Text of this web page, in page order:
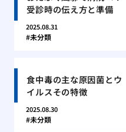
受診時の伝え方と準備
2025.08.31
未分類
食中毒の主な原因菌とウ
イルスその特徴
2025.08.30
未分類